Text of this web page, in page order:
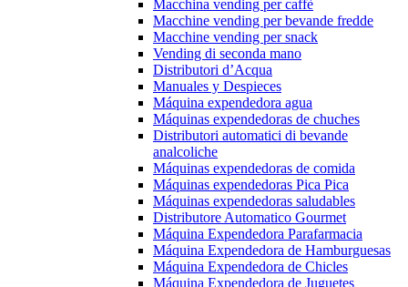
Macchina vending per caffè
Macchine vending per bevande fredde
Macchine vending per snack
Vending di seconda mano
Distributori d’Acqua
Manuales y Despieces
Máquina expendedora agua
Máquinas expendedoras de chuches
Distributori automatici di bevande
analcoliche
Máquinas expendedoras de comida
Máquinas expendedoras Pica Pica
Máquinas expendedoras saludables
Distributore Automatico Gourmet
Máquina Expendedora Parafarmacia
Máquina Expendedora de Hamburguesas
Máquina Expendedora de Chicles
Máquina Expendedora de Juguetes